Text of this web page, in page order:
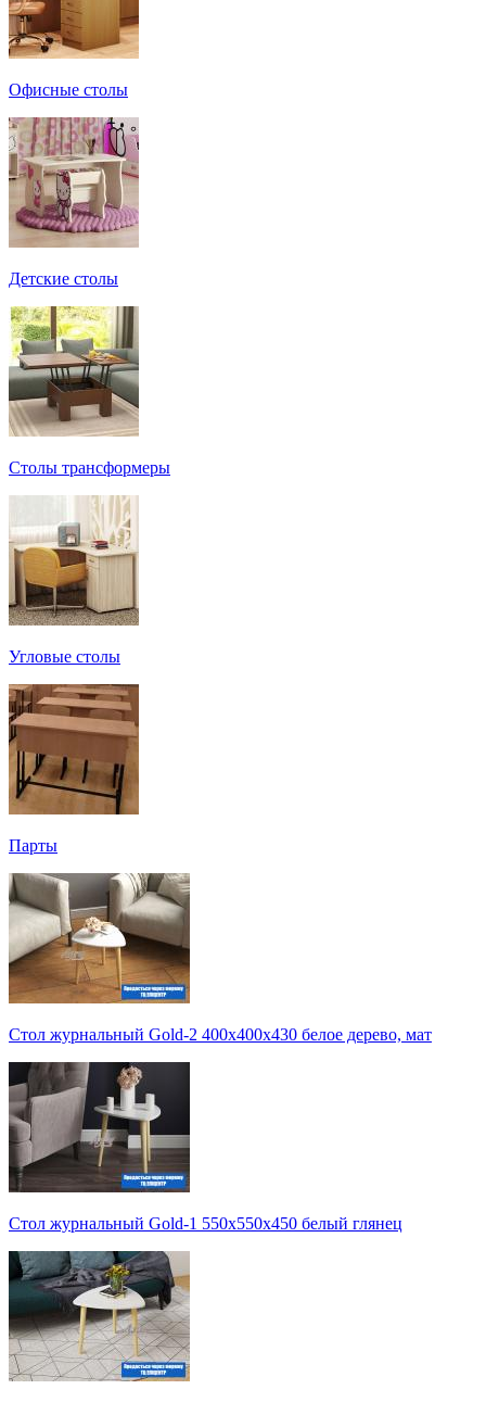
Офисные столы
Детские столы
Столы трансформеры
Угловые столы
Парты
Стол журнальный Gold-2 400х400х430 белое дерево, мат
Стол журнальный Gold-1 550х550х450 белый глянец